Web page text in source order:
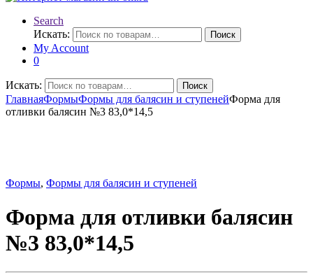
Search
Искать:
Поиск
My Account
0
Искать: Поиск
ГлавнаяФормыФормы для балясин и ступенейФорма для
отливки балясин №3 83,0*14,5
Формы, Формы для балясин и ступеней
Форма для отливки балясин
№3 83,0*14,5